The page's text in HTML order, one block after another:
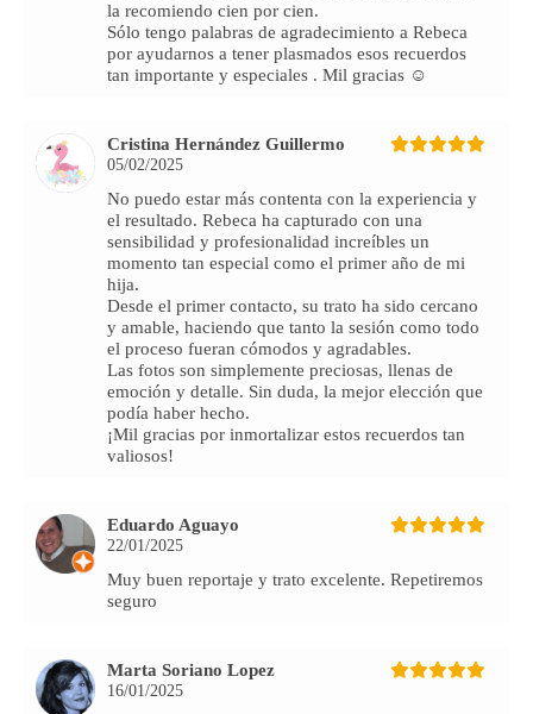
la recomiendo cien por cien.
Sólo tengo palabras de agradecimiento a Rebeca
por ayudarnos a tener plasmados esos recuerdos
tan importante y especiales . Mil gracias ☺️
Cristina Hernández Guillermo
05/02/2025
No puedo estar más contenta con la experiencia y
el resultado. Rebeca ha capturado con una
sensibilidad y profesionalidad increíbles un
momento tan especial como el primer año de mi
hija.
Desde el primer contacto, su trato ha sido cercano
y amable, haciendo que tanto la sesión como todo
el proceso fueran cómodos y agradables.
Las fotos son simplemente preciosas, llenas de
emoción y detalle. Sin duda, la mejor elección que
podía haber hecho.
¡Mil gracias por inmortalizar estos recuerdos tan
valiosos!
Eduardo Aguayo
22/01/2025
Muy buen reportaje y trato excelente. Repetiremos
seguro
Marta Soriano Lopez
16/01/2025